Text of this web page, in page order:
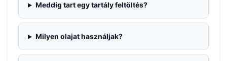
Meddig tart egy tartály feltöltés?
Milyen olajat használjak?